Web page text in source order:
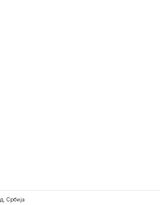
Србија